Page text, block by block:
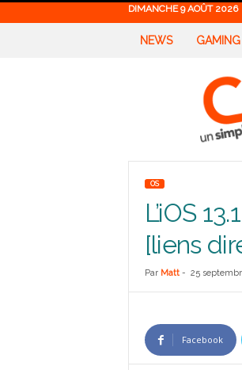
DIMANCHE 9 AOÛT 2026
NEWS GAMING
OS
L’iOS
[liens
Par Matt- 25
Facebook